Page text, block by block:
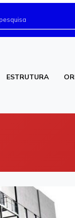
ESTRUTURA